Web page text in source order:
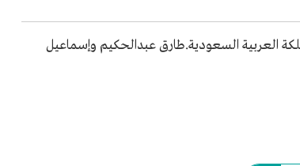
العربية السعودية.طارق عبدالحكيم وإسماعيل